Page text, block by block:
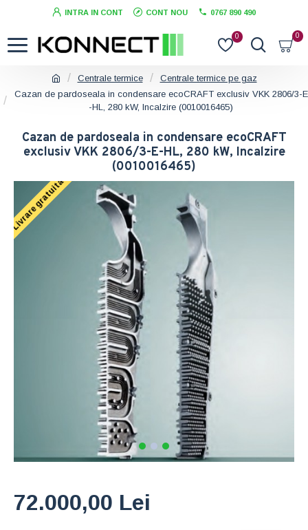
INTRA IN CONT CONT NOU 0767 890 490
0 0
Centrale termice
Centrale termice pe gaz
Cazan de pardoseala in condensare ecoCRAFT exclusiv VKK 2806/3-E
-HL, 280 kW, Incalzire (0010016465)
Cazan de pardoseala in condensare ecoCRAFT
exclusiv VKK 2806/3-E-HL, 280 kW, Incalzire
(0010016465)
Livrare gratuita
72.000,00 Lei